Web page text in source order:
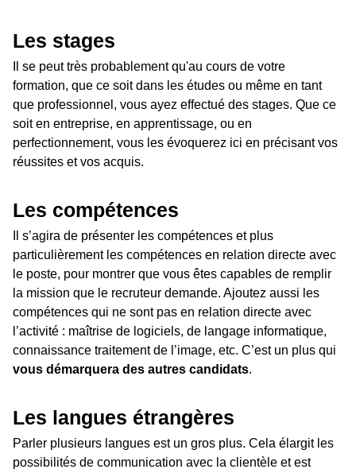
Les stages
Il se peut très probablement qu'au cours de votre
formation, que ce soit dans les études ou même en tant
que professionnel, vous ayez effectué des stages. Que ce
soit en entreprise, en apprentissage, ou en
perfectionnement, vous les évoquerez ici en précisant vos
réussites et vos acquis.
Les compétences
Il s’agira de présenter les compétences et plus
particulièrement les compétences en relation directe avec
le poste, pour montrer que vous êtes capables de remplir
la mission que le recruteur demande. Ajoutez aussi les
compétences qui ne sont pas en relation directe avec
l’activité : maîtrise de logiciels, de langage informatique,
connaissance traitement de l’image, etc. C’est un plus qui
vous démarquera des autres candidats.
Les langues étrangères
Parler plusieurs langues est un gros plus. Cela élargit les
possibilités de communication avec la clientèle et est